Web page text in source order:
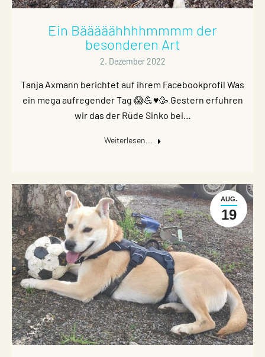
Ein Bääääähhhhmmmm der
besonderen Art
2. Dezember 2022
Tanja Axmann berichtet auf ihrem Facebookprofil Was
ein mega aufregender Tag 😱💪♥️🥳 Gestern erfuhren
wir das der Rüde Sinko bei…
Weiterlesen...
AUG.
19